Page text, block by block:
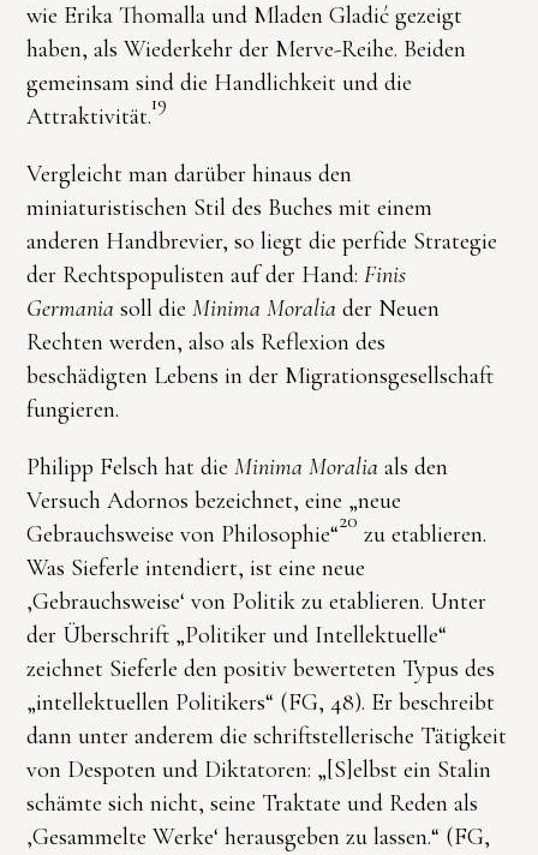
wie Erika Thomalla und Mladen Gladić gezeigt
haben, als Wiederkehr der Merve-Reihe. Beiden
gemeinsam sind die Handlichkeit und die
Attraktivität.19
Vergleicht man darüber hinaus den
miniaturistischen Stil des Buches mit einem
anderen Handbrevier, so liegt die perfide Strategie
der Rechtspopulisten auf der Hand:Finis
Germania soll dieMinima Moralia der Neuen
Rechten werden, also als Reflexion des
beschädigten Lebens in der Migrationsgesellschaft
fungieren.
Philipp Felsch hat dieMinima Moralia als den
Versuch Adornos bezeichnet, eine „neue
Gebrauchsweise von Philosophie“20 zu etablieren.
Was Sieferle intendiert, ist eine neue
‚Gebrauchsweise‘ von Politik zu etablieren. Unter
der Überschrift „Politiker und Intellektuelle“
zeichnet Sieferle den positiv bewerteten Typus des
„intellektuellen Politikers“ (FG, 48). Er beschreibt
dann unter anderem die schriftstellerische Tätigkeit
von Despoten und Diktatoren: „[S]elbst ein Stalin
schämte sich nicht, seine Traktate und Reden als
‚Gesammelte Werke‘ herausgeben zu lassen.“ (FG,